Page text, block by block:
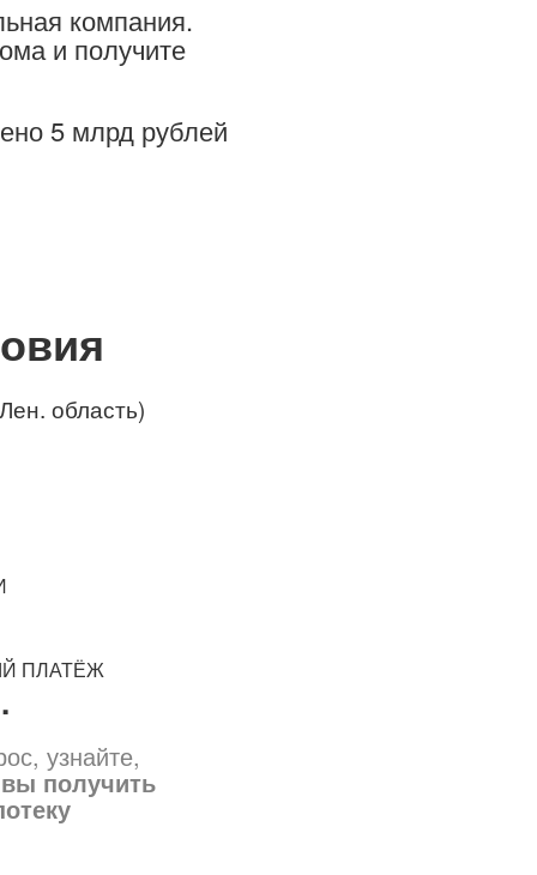
компания.
и получите
5 млрд рублей
область)
ПЛАТЁЖ
узнайте,
получить